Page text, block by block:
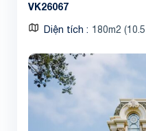
VK26067
Diện tích 180m2